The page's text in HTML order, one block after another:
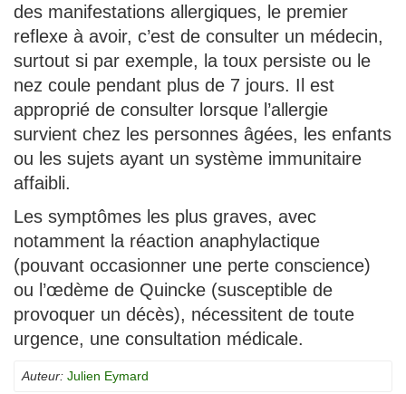
des manifestations allergiques, le premier
reflexe à avoir, c’est de consulter un médecin,
surtout si par exemple, la toux persiste ou le
nez coule pendant plus de 7 jours. Il est
approprié de consulter lorsque l’allergie
survient chez les personnes âgées, les enfants
ou les sujets ayant un système immunitaire
affaibli.
Les symptômes les plus graves, avec
notamment la réaction anaphylactique
(pouvant occasionner une perte conscience)
ou l’œdème de Quincke (susceptible de
provoquer un décès), nécessitent de toute
urgence, une consultation médicale.
Auteur: Julien Eymard